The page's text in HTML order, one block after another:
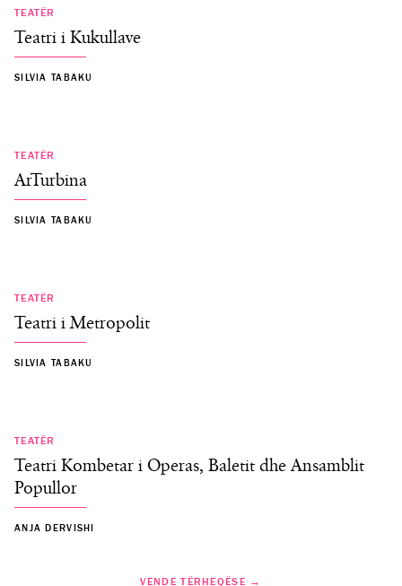
TEATËR
Teatri i Kukullave
SILVIA TABAKU
TEATËR
ArTurbina
SILVIA TABAKU
TEATËR
Teatri i Metropolit
SILVIA TABAKU
TEATËR
Teatri Kombetar i Operas, Baletit dhe Ansamblit
Popullor
ANJA DERVISHI
VENDE TËRHEQËSE →